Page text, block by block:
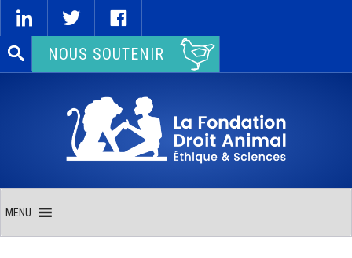
Rechercher :NOUS SOUTENIR
MENU